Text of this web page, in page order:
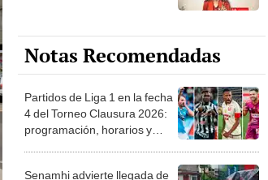
Notas Recomendadas
Partidos de Liga 1 en la fecha
4 del Torneo Clausura 2026:
programación, horarios y
Senamhi advierte llegada de